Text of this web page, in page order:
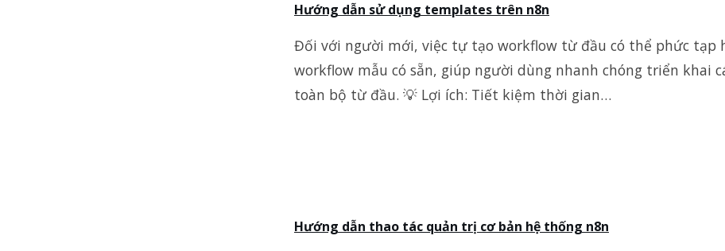
Hướng dẫn sử dụng templates trên n8n
Đối với người mới, việc tự tạo workflow từ đầu có thể phức tạp
workflow mẫu có sẵn, giúp người dùng nhanh chóng triển khai
toàn bộ từ đầu. 💡 Lợi ích: Tiết kiệm thời gian…
Hướng dẫn thao tác quản trị cơ bản hệ thống n8n